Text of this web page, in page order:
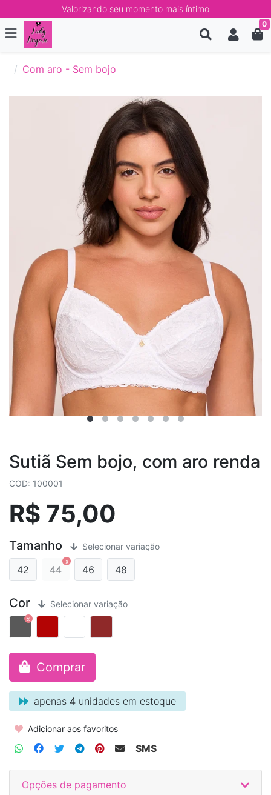
Valorizando seu momento mais íntimo
0
Com aro - Sem bojo
Sutiã Sem bojo, com aro renda
COD: 100001
R$ 75,00
Tamanho Selecionar variação
42 44 46 48
Cor Selecionar variação
Comprar
apenas 4 unidades em estoque
Adicionar aos favoritos
SMS
Opções de pagamento